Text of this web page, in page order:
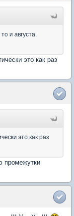
и августа.
это как раз
это как раз
промежутки